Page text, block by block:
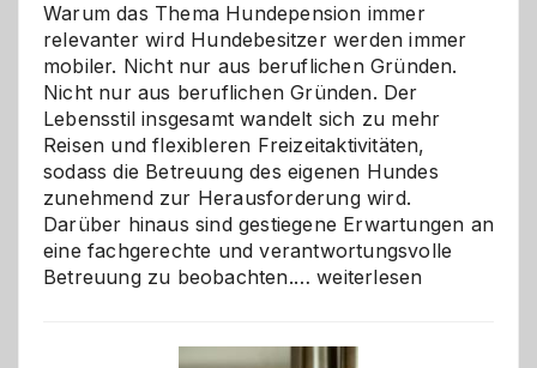
Warum das Thema Hundepension immer
relevanter wird Hundebesitzer werden immer
mobiler. Nicht nur aus beruflichen Gründen.
Nicht nur aus beruflichen Gründen. Der
Lebensstil insgesamt wandelt sich zu mehr
Reisen und flexibleren Freizeitaktivitäten,
sodass die Betreuung des eigenen Hundes
zunehmend zur Herausforderung wird.
Darüber hinaus sind gestiegene Erwartungen an
eine fachgerechte und verantwortungsvolle
Betreuung zu beobachten.…Betreuung
weiterlesen